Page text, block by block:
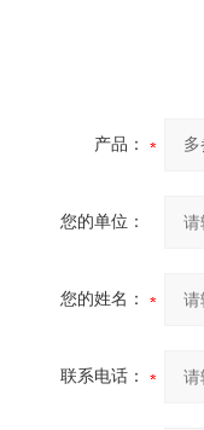
产品：
您的单位：
您的姓名：
联系电话：